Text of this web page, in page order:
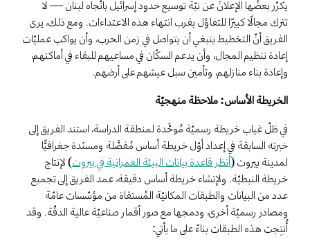
يكرّر بعضُها الإعلانَ عن نيّة توسيع حدود إسرائيل باتّجاه لبنان — لا
تترك مجالًا كبيرًا للتفاؤل بقرب انتهاء هذه الاعتداءات. ومع ذلك، يرى
الفريق أنّ التخطيط ينبغي أن يتواصل في زمن الحرب، وأن يواكب عمليّات
إعادة تنظيم المجال، وأن يدعم السكّان في مساعيهم للبقاء في أماكنهم،
وإعادة بناء منازلهم، وتأمين سبل عيشهم على أرضهم.
الخريطة الأساس: ملاحظة منهجيّة
في ظلّ غياب خريطة رسميّة مُوحَّدة لمنطقة الدراسة، استند الفريق إلى
خبرته السابقة في إعداد أوّل خريطة أساس مُفصَّلة ومسنَدة جغرافيًّا
لمدينة بيروت (اُنظر قاعدة بيانات البيئة العمرانية في بيروت) لإنتاج
خريطة النبطيّة. ولإنشاء خريطة أساس دقيقة، عمد الفريق إلى تجميع
عدد من البيانات والطبقات المكانيّة المُستقاة من مؤسّسات عامّة
ومصادر رسميّة أخرى، ودمجها مع صور أقمار صناعيّة عالية الدقّة. وقد
أُنتِجت هذه الطبقات بناءً على ما يأتي: